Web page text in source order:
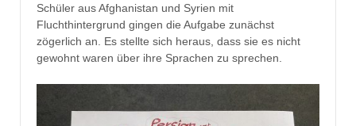
Schüler aus Afghanistan und Syrien mit
Fluchthintergrund gingen die Aufgabe zunächst
zögerlich an. Es stellte sich heraus, dass sie es nicht
gewohnt waren über ihre Sprachen zu sprechen.